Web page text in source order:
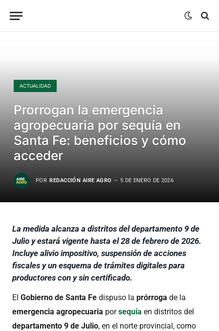
ACTUALIDAD
Prorrogan la emergencia
agropecuaria por sequía en
Santa Fe: beneficios y cómo
acceder
POR REDACCIÓN AIRE AGRO 5 DE ENERO DE 2026
La medida alcanza a distritos del departamento 9 de
Julio y estará vigente hasta el 28 de febrero de 2026.
Incluye alivio impositivo, suspensión de acciones
fiscales y un esquema de trámites digitales para
productores con y sin certificado.
El Gobierno de Santa Fe dispuso la prórroga de la
emergencia agropecuaria porsequía en distritos del
departamento 9 de Julio, en el norte provincial, como